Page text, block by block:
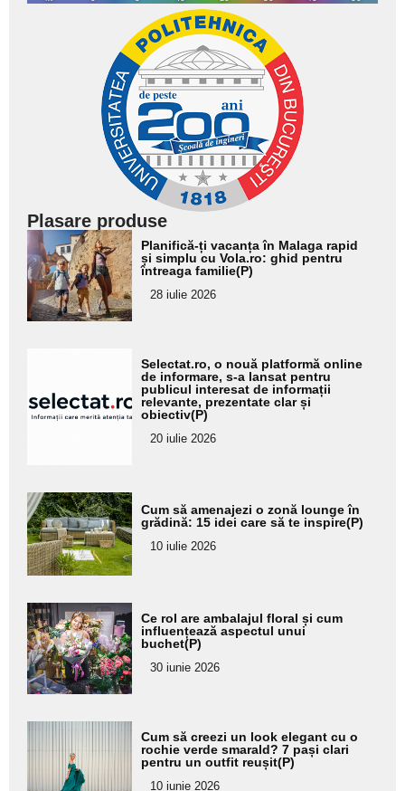
Plasare produse
Adaugă
aici textul
pentru
subtitlu
Planifică-ți vacanța în Malaga rapid
și simplu cu Vola.ro: ghid pentru
întreaga familie(P)
28 iulie 2026
pentru
subtitlu
Selectat.ro, o nouă platformă online
de informare, s-a lansat pentru
publicul interesat de informații
relevante, prezentate clar și
obiectiv(P)
20 iulie 2026
Adaugă
aici textul
pentru
subtitlu
Cum să amenajezi o zonă lounge în
grădină: 15 idei care să te inspire(P)
10 iulie 2026
Adaugă
aici textul
pentru
subtitlu
Ce rol are ambalajul floral și cum
influențează aspectul unui
buchet(P)
30 iunie 2026
Adaugă
aici textul
pentru
Cum să creezi un look elegant cu o
rochie verde smarald? 7 pași clari
pentru un outfit reușit(P)
10 iunie 2026